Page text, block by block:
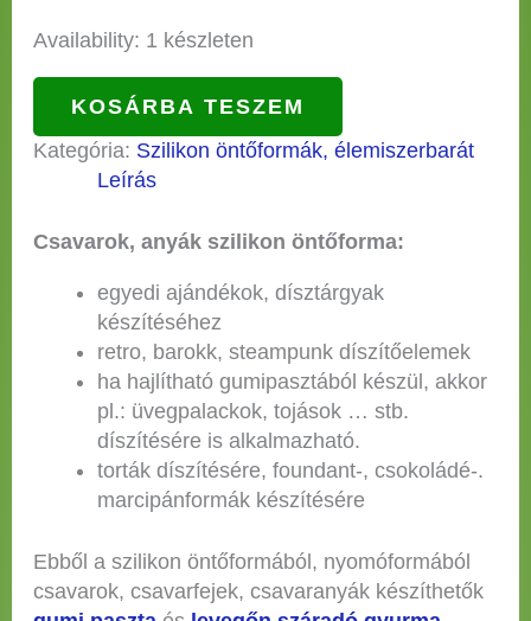
Availability: 1 készleten
KOSÁRBA TESZEM
Kategória: Szilikon öntőformák, élemiszerbarát
Leírás
Csavarok, anyák szilikon öntőforma:
egyedi ajándékok, dísztárgyak
készítéséhez
retro, barokk, steampunk díszítőelemek
ha hajlítható gumipasztából készül, akkor
pl.: üvegpalackok, tojások … stb.
díszítésére is alkalmazható.
torták díszítésére, foundant-, csokoládé-.
marcipánformák készítésére
Ebből a szilikon öntőformából, nyomóformából
csavarok, csavarfejek, csavaranyák készíthetők